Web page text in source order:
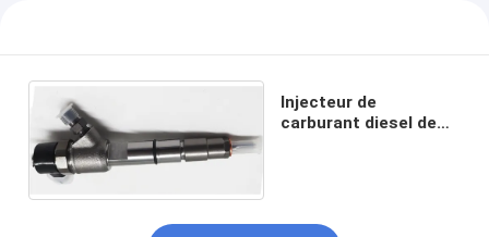
Injecteur de
carburant diesel de